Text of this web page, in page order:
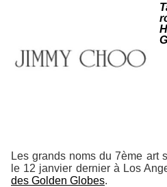
Les grands noms du 7ème art
le 12 janvier dernier à Los
des Golden Globes.